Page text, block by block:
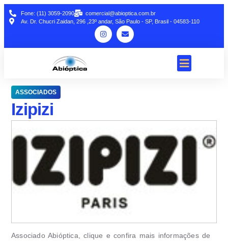
Fone: (11) 3059-2090
comercial@abioptica.com.br
Av. Dr. Chucri Zaidan, 296 ,23º andar, São Paulo - SP, Brasil - 04583-110
ASSOCIADOS
Izipizi
Associado Abióptica, clique e confira mais informações de